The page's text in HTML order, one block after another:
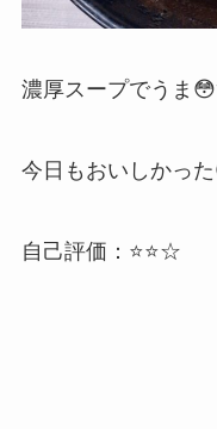
濃厚スープでうま
今日もおいしかっ
自己評価：⭐️⭐️☆